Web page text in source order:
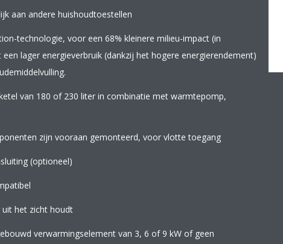
aan andere huishoudtoestellen
technologie, voor een 68% kleinere milieu-impact (in
lager energieverbruik (dankzij het hogere energierendement)
van 180 of 230 liter in combinatie met warmtepomp,
zijn vooraan gemonteerd, voor vlotte toegang
(optioneel)
het zicht houdt
verwarmingselement van 3, 6 of 9 kW of geen